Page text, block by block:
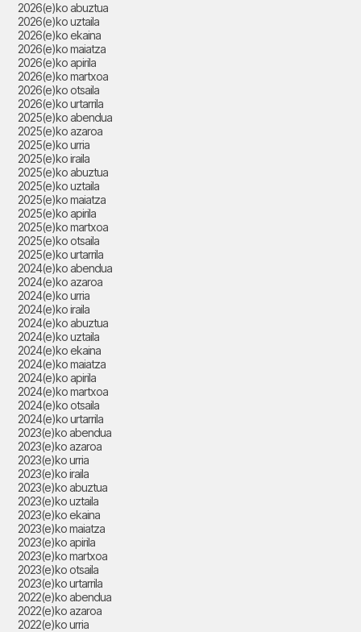
2026(e)ko abuztua
2026(e)ko uztaila
2026(e)ko ekaina
2026(e)ko maiatza
2026(e)ko apirila
2026(e)ko martxoa
2026(e)ko otsaila
2026(e)ko urtarrila
2025(e)ko abendua
2025(e)ko azaroa
2025(e)ko urria
2025(e)ko iraila
2025(e)ko abuztua
2025(e)ko uztaila
2025(e)ko maiatza
2025(e)ko apirila
2025(e)ko martxoa
2025(e)ko otsaila
2025(e)ko urtarrila
2024(e)ko abendua
2024(e)ko azaroa
2024(e)ko urria
2024(e)ko iraila
2024(e)ko abuztua
2024(e)ko uztaila
2024(e)ko ekaina
2024(e)ko maiatza
2024(e)ko apirila
2024(e)ko martxoa
2024(e)ko otsaila
2024(e)ko urtarrila
2023(e)ko abendua
2023(e)ko azaroa
2023(e)ko urria
2023(e)ko iraila
2023(e)ko abuztua
2023(e)ko uztaila
2023(e)ko ekaina
2023(e)ko maiatza
2023(e)ko apirila
2023(e)ko martxoa
2023(e)ko otsaila
2023(e)ko urtarrila
2022(e)ko abendua
2022(e)ko azaroa
2022(e)ko urria